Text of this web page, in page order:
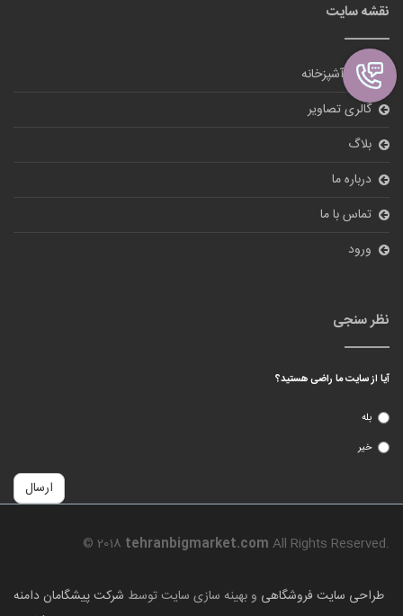
نقشه سایت
لوازم آشپزخانه
گالری تصاویر
بلاگ
درباره ما
تماس با ما
ورود
نظر سنجی
آیا از سایت ما راضی هستید؟
بله
خیر
ارسال
© 2018 tehranbigmarket.com All Rights Reserved.
طراحی سایت فروشگاهی و بهینه سازی سایت توسط شرکت پیشگامان دامنه